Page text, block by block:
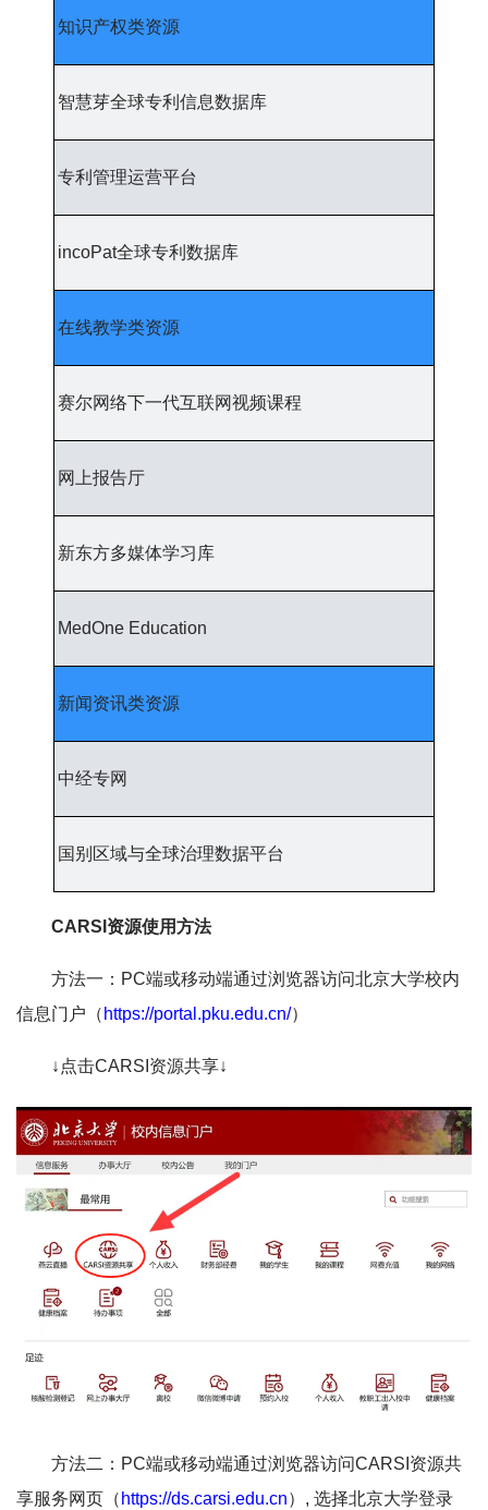
知识产权类资源
智慧芽全球专利信息数据库
专利管理运营平台
incoPat全球专利数据库
在线教学类资源
赛尔网络下一代互联网视频课程
网上报告厅
新东方多媒体学习库
MedOne Education
新闻资讯类资源
中经专网
国别区域与全球治理数据平台
CARSI资源使用方法
方法一：PC端或移动端通过浏览器访问北京大学校内
信息门户（ https://portal.pku.edu.cn/）
↓点击CARSI资源共享↓
方法二：PC端或移动端通过浏览器访问CARSI资源共
享服务网页（ https://ds.carsi.edu.cn）, 选择北京大学登录